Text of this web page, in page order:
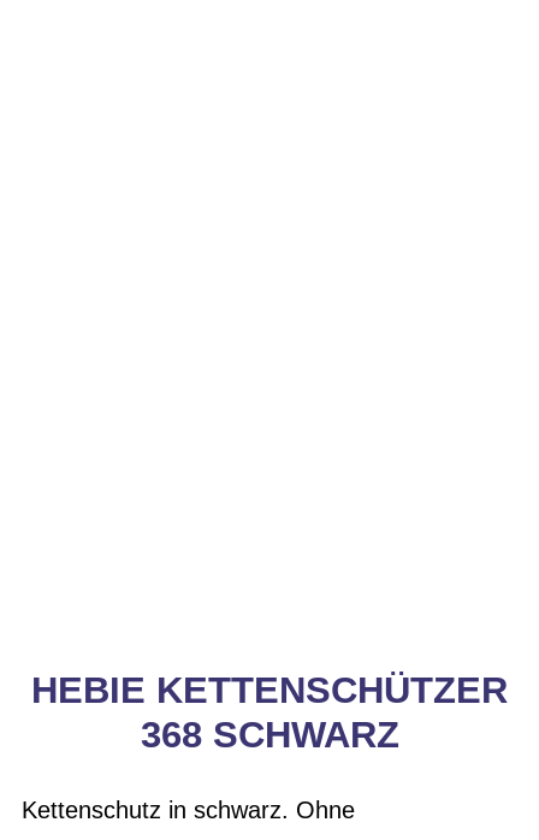
HEBIE KETTENSCHÜTZER
368 SCHWARZ
Kettenschutz in schwarz. Ohne